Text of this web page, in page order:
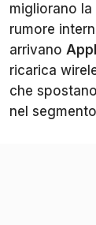
migliorano la
rumore
arrivano
ricarica
che
nel